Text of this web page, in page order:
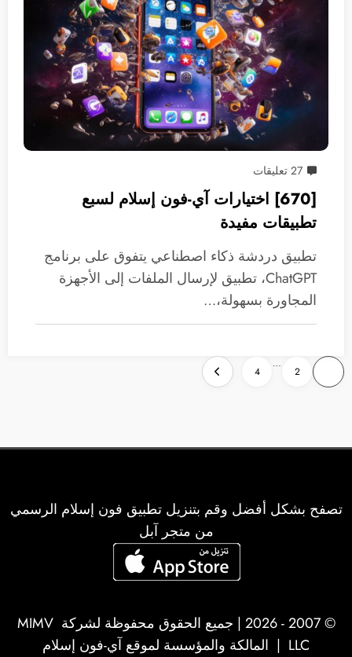
27 تعليقات
[670] اختيارات آي-فون إسلام لسبع
تطبيقات مفيدة
تطبيق دردشة ذكاء اصطناعي يتفوق على برنامج
ChatGPT، تطبيق لإرسال الملفات إلى الأجهزة
المجاورة بسهولة،…
تعدد
صفحات
2
…
4
تصفح بشكل أفضل وقم بتنزيل تطبيق فون إسلام الرسمي
من متجر آبل
© 2007 - 2026 | جميع الحقوق محفوظة لشركة
MIMV
LLC | المالكة والمؤسسة لموقع آي-فون إسلام